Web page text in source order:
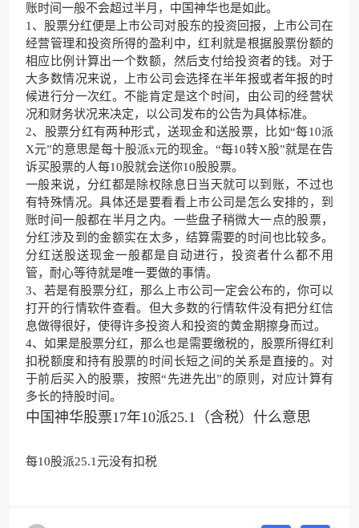
账时间一般不会超过半月，中国神华也是如此。
1、股票分红便是上市公司对股东的投资回报，上市公司在
经营管理和投资所得的盈利中，红利就是根据股票份额的
相应比例计算出一个数额，然后支付给投资者的钱。对于
大多数情况来说，上市公司会选择在半年报或者年报的时
候进行分一次红。不能肯定是这个时间，由公司的经营状
况和财务状况来决定，以公司发布的公告为具体标准。
2、股票分红有两种形式，送现金和送股票，比如“每10派
X元”的意思是每十股派x元的现金。“每10转X股”就是在告
诉买股票的人每10股就会送你10股股票。
一般来说，分红都是除权除息日当天就可以到账，不过也
有特殊情况。具体还是要看看上市公司是怎么安排的，到
账时间一般都在半月之内。一些盘子稍微大一点的股票，
分红涉及到的金额实在太多，结算需要的时间也比较多。
分红送股送现金一般都是自动进行，投资者什么都不用
管，耐心等待就是唯一要做的事情。
3、若是有股票分红，那么上市公司一定会公布的，你可以
打开的行情软件查看。但大多数的行情软件没有把分红信
息做得很好，使得许多投资人和投资的黄金期擦身而过。
4、如果是股票分红，那么也是需要缴税的，股票所得红利
扣税额度和持有股票的时间长短之间的关系是直接的。对
于前后买入的股票，按照“先进先出”的原则，对应计算有
多长的持股时间。
中国神华股票17年10派25.1（含税）什么意思
每10股派25.1元没有扣税